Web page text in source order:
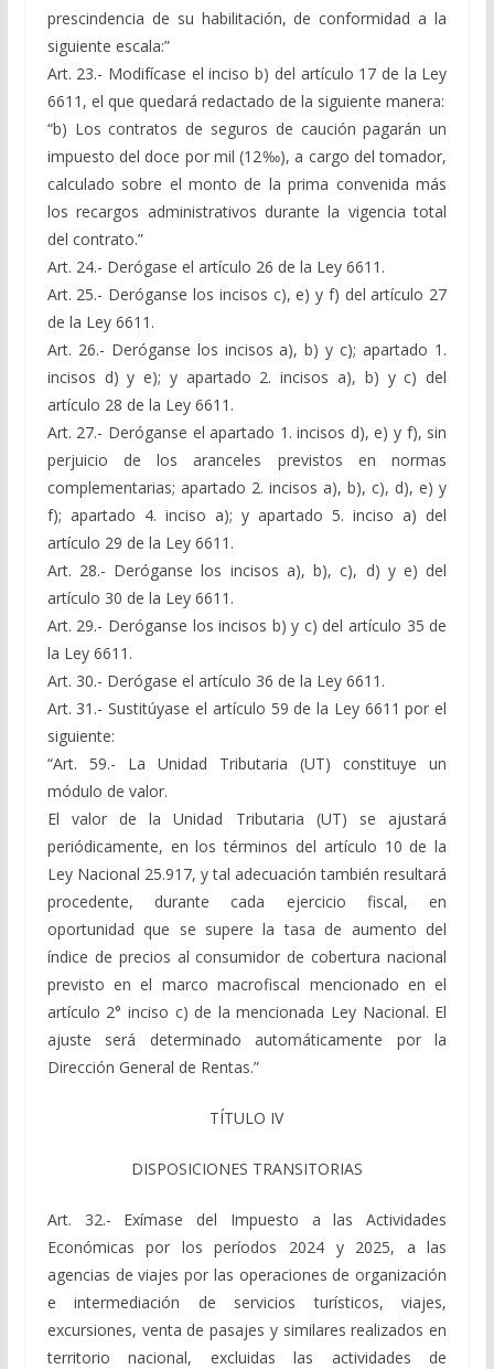
prescindencia de su habilitación, de conformidad a la
siguiente escala:”
Art. 23.- Modifícase el inciso b) del artículo 17 de la Ley
6611, el que quedará redactado de la siguiente manera:
“b) Los contratos de seguros de caución pagarán un
impuesto del doce por mil (12‰), a cargo del tomador,
calculado sobre el monto de la prima convenida más
los recargos administrativos durante la vigencia total
del contrato.”
Art. 24.- Derógase el artículo 26 de la Ley 6611.
Art. 25.- Deróganse los incisos c), e) y f) del artículo 27
de la Ley 6611.
Art. 26.- Deróganse los incisos a), b) y c); apartado 1.
incisos d) y e); y apartado 2. incisos a), b) y c) del
artículo 28 de la Ley 6611.
Art. 27.- Deróganse el apartado 1. incisos d), e) y f), sin
perjuicio de los aranceles previstos en normas
complementarias; apartado 2. incisos a), b), c), d), e) y
f); apartado 4. inciso a); y apartado 5. inciso a) del
artículo 29 de la Ley 6611.
Art. 28.- Deróganse los incisos a), b), c), d) y e) del
artículo 30 de la Ley 6611.
Art. 29.- Deróganse los incisos b) y c) del artículo 35 de
la Ley 6611.
Art. 30.- Derógase el artículo 36 de la Ley 6611.
Art. 31.- Sustitúyase el artículo 59 de la Ley 6611 por el
siguiente:
“Art. 59.- La Unidad Tributaria (UT) constituye un
módulo de valor.
El valor de la Unidad Tributaria (UT) se ajustará
periódicamente, en los términos del artículo 10 de la
Ley Nacional 25.917, y tal adecuación también resultará
procedente, durante cada ejercicio fiscal, en
oportunidad que se supere la tasa de aumento del
índice de precios al consumidor de cobertura nacional
previsto en el marco macrofiscal mencionado en el
artículo 2° inciso c) de la mencionada Ley Nacional. El
ajuste será determinado automáticamente por la
Dirección General de Rentas.”
TÍTULO IV
DISPOSICIONES TRANSITORIAS
Art. 32.- Exímase del Impuesto a las Actividades
Económicas por los períodos 2024 y 2025, a las
agencias de viajes por las operaciones de organización
e intermediación de servicios turísticos, viajes,
excursiones, venta de pasajes y similares realizados en
territorio nacional, excluidas las actividades de